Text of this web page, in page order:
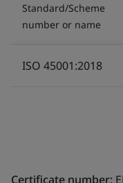
Standard/Scheme
number or name
ISO 45001:2018
Certificate number: